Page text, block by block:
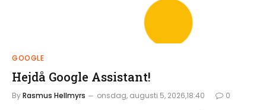
GOOGLE
Hejdå Google Assistant!
ByRasmus Hellmyrs onsdag, augusti 5, 2026,18:40 0